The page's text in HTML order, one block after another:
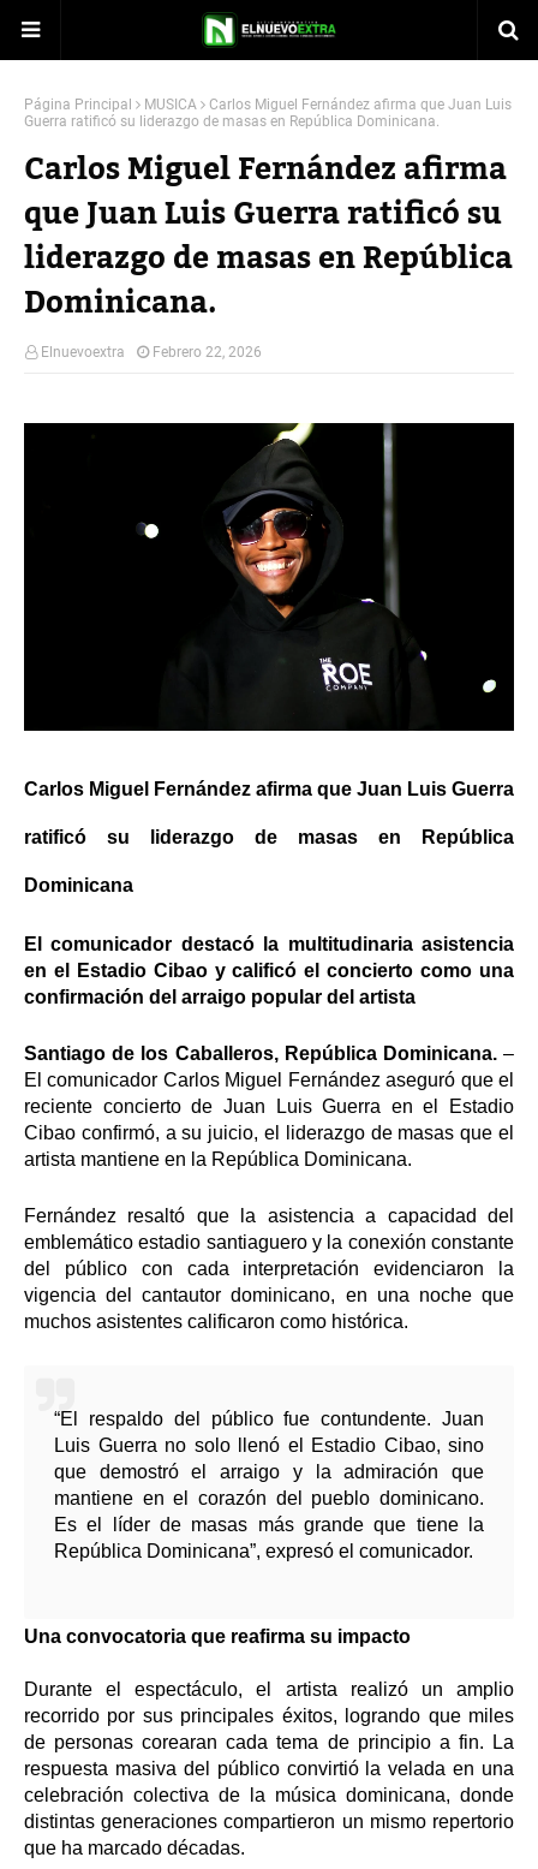
Página Principal MUSICA
Carlos Miguel Fernández afirma que Juan Luis
Guerra ratificó su liderazgo de masas en República Dominicana.
Carlos Miguel Fernández afirma
que Juan Luis Guerra ratificó su
liderazgo de masas en República
Dominicana.
Elnuevoextra Febrero 22, 2026
Carlos Miguel Fernández afirma que Juan Luis Guerra
ratificó su liderazgo de masas en República
Dominicana
El comunicador destacó la multitudinaria asistencia
en el Estadio Cibao y calificó el concierto como una
confirmación del arraigo popular del artista
Santiago de los Caballeros, República Dominicana.–
El comunicador Carlos Miguel Fernández aseguró que el
reciente concierto de Juan Luis Guerra en el Estadio
Cibao confirmó, a su juicio, el liderazgo de masas que el
artista mantiene en la República Dominicana.
Fernández resaltó que la asistencia a capacidad del
emblemático estadio santiaguero y la conexión constante
del público con cada interpretación evidenciaron la
vigencia del cantautor dominicano, en una noche que
muchos asistentes calificaron como histórica.
“El respaldo del público fue contundente. Juan
Luis Guerra no solo llenó el Estadio Cibao, sino
que demostró el arraigo y la admiración que
mantiene en el corazón del pueblo dominicano.
Es el líder de masas más grande que tiene la
República Dominicana”, expresó el comunicador.
Una convocatoria que reafirma su impacto
Durante el espectáculo, el artista realizó un amplio
recorrido por sus principales éxitos, logrando que miles
de personas corearan cada tema de principio a fin. La
respuesta masiva del público convirtió la velada en una
celebración colectiva de la música dominicana, donde
distintas generaciones compartieron un mismo repertorio
que ha marcado décadas.